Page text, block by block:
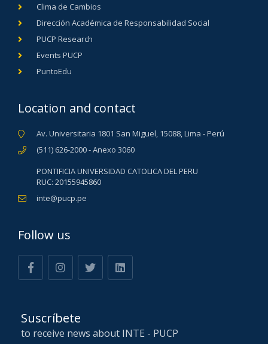
Clima de Cambios
Dirección Académica de Responsabilidad Social
PUCP Research
Events PUCP
PuntoEdu
Location and contact
Av. Universitaria 1801 San Miguel, 15088, Lima - Perú
(511) 626-2000 - Anexo 3060
PONTIFICIA UNIVERSIDAD CATOLICA DEL PERU
RUC: 20155945860
inte@pucp.pe
Follow us
Suscríbete
to receive news about INTE - PUCP